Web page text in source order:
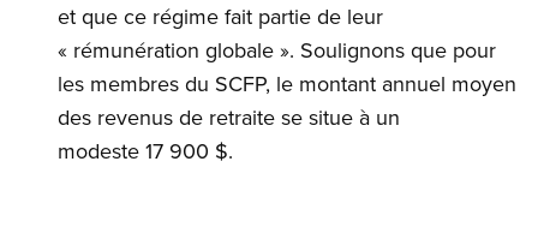
et que ce régime fait partie de leur
« rémunération globale ». Soulignons que pour
les membres du SCFP, le montant annuel moyen
des revenus de retraite se situe à un
modeste 17 900 $.